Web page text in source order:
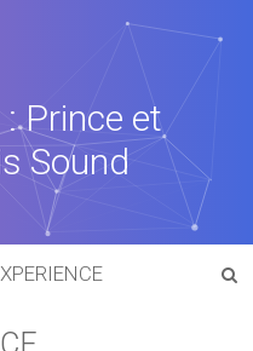
Prince et
Sound